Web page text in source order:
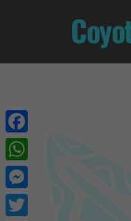
Facebook
WhatsApp
Messenger